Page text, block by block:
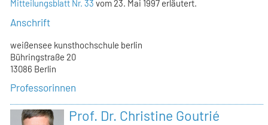
Mitteilungsblatt Nr. 33 vom 23. Mai 1997 erläutert.
Anschrift
weißensee kunsthochschule berlin
Bühringstraße 20
13086 Berlin
Professorinnen
Prof. Dr. Christine Goutrié